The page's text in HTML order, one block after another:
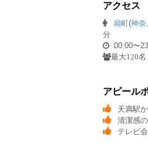
アクセス
扇町(神奈
分
00:00〜
最大120
アピール
天満駅
清潔感
テレビ